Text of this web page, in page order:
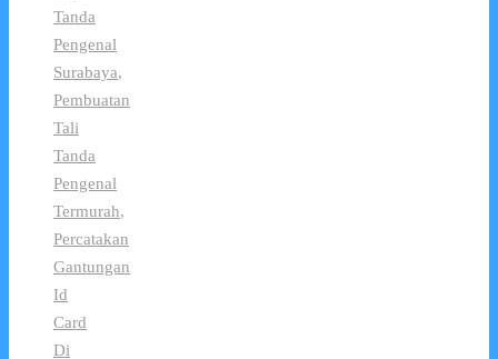
Tanda
Pengenal
Surabaya,
Pembuatan
Tali
Tanda
Pengenal
Termurah,
Percatakan
Gantungan
Id
Card
Di